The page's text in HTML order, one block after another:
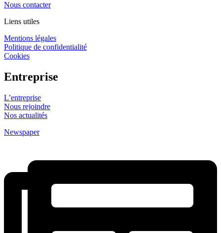
Nous contacter
Liens utiles
Mentions légales
Politique de confidentialité
Cookies
Entreprise
L’entreprise
Nous rejoindre
Nos actualités
Newspaper